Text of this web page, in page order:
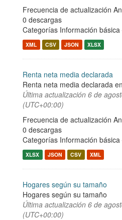
Frecuencia de actualización
0 descargas
Categorías Información
XML CSV JSON XLSX
Renta neta media declarada
Renta neta media declarada
Última actualización 6 de
(UTC+00:00)
Frecuencia de actualización
0 descargas
Categorías Información
XLSX JSON CSV XML
Hogares según su tamaño
Hogares según su tamaño
Última actualización 6 de
(UTC+00:00)